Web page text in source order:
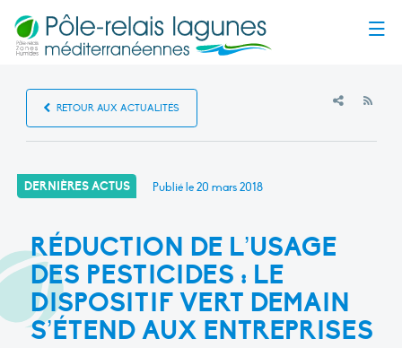
RETOUR AUX ACTUALITÉS
DERNIÈRES ACTUS Publié le20 mars 2018
RÉDUCTION DE L’USAGE
DES PESTICIDES : LE
DISPOSITIF VERT DEMAIN
S’ÉTEND AUX ENTREPRISES